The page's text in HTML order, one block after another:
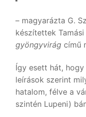
– magyarázta G.
készítettek
gyöngyvirág című
Így esett hát,
leírások szerint
hatalom, félve a
szintén Lupeni)